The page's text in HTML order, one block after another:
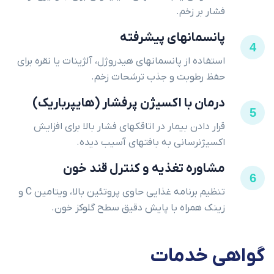
فشار بر زخم.
4
پانسمانهای پیشرفته
استفاده از پانسمانهای هیدروژل، آلژینات یا نقره برای
حفظ رطوبت و جذب ترشحات زخم.
5
درمان با اکسیژن پرفشار (هایپرباریک)
قرار دادن بیمار در اتاقکهای فشار بالا برای افزایش
اکسیژنرسانی به بافتهای آسیب دیده.
6
مشاوره تغذیه و کنترل قند خون
تنظیم برنامه غذایی حاوی پروتئین بالا، ویتامین C و
زینک همراه با پایش دقیق سطح گلوکز خون.
گواهیخدمات